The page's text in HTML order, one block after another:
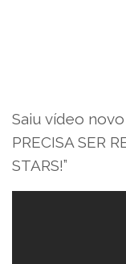
Saiu vídeo novo
PRECISA SER
STARS!”